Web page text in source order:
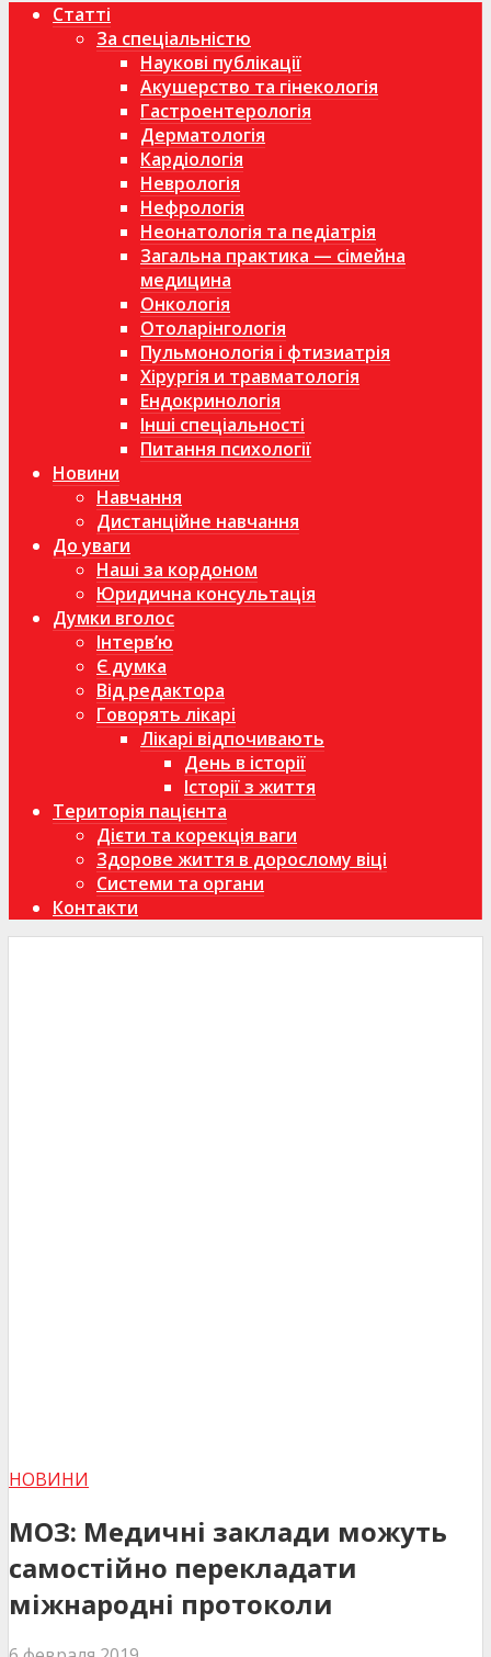
Статті
За спеціальністю
Наукові публікації
Акушерство та гінекологія
Гастроентерологія
Дерматологія
Кардіологія
Неврологія
Нефрологія
Неонатологія та педіатрія
Загальна практика — сімейна
медицина
Онкологія
Отоларінгологія
Пульмонологія і фтизиатрія
Хірургія и травматологія
Ендокринологія
Інші спеціальності
Питання психології
Новини
Навчання
Дистанційне навчання
До уваги
Наші за кордоном
Юридична консультація
Думки вголос
Інтерв’ю
Є думка
Від редактора
Говорять лікарі
Лікарі відпочивають
День в історії
Історії з життя
Територія пацієнта
Дієти та корекція ваги
Здорове життя в дорослому віці
Системи та органи
Контакти
НОВИНИ
МОЗ: Медичні заклади можуть
самостійно перекладати
міжнародні протоколи